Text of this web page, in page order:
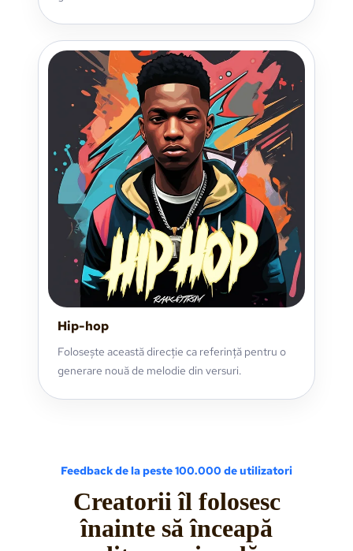
Hip-hop
Folosește această direcție ca referință pentru o
generare nouă de melodie din versuri.
Feedback de la peste 100.000 de utilizatori
Creatorii îl folosesc
înainte să înceapă